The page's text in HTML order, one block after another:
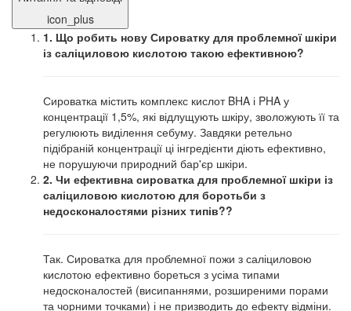
icon_plus
1. Що робить нову Сироватку для проблемної шкіри
із саліциловою кислотою такою ефективною?
Сироватка містить комплекс кислот BHA і PHA у
концентрації 1,5%, які відлущують шкіру, зволожують її та
регулюють виділення себуму. Завдяки ретельно
підібраній концентрації ці інгредієнти діють ефективно,
не порушуючи природний бар'єр шкіри.
2. Чи ефективна сироватка для проблемної шкіри із
саліциловою кислотою для боротьби з
недосконалостями різних типів??
Так. Сироватка для проблемної пожи з саліциловою
кислотою ефективно бореться з усіма типами
недосконалостей (висипаннями, розширеними порами
та чорними точками) і не призводить до ефекту відміни.